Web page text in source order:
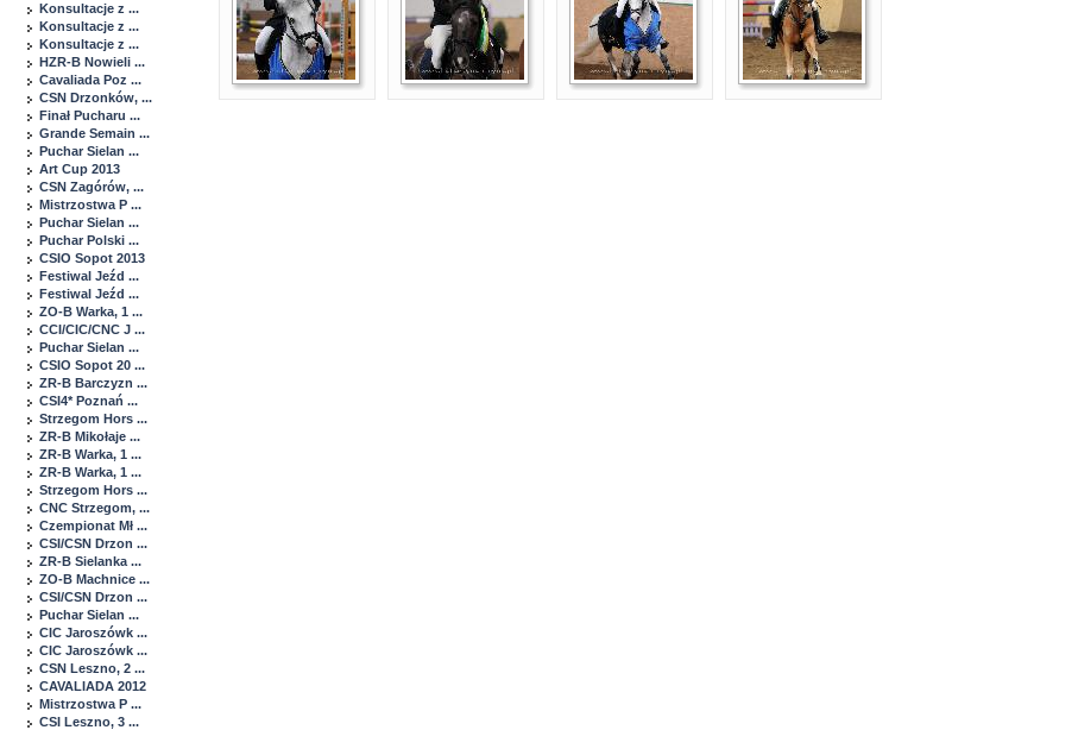
Konsultacje z ...
Konsultacje z ...
Konsultacje z ...
HZR-B Nowieli ...
Cavaliada Poz ...
CSN Drzonków, ...
Finał Pucharu ...
Grande Semain ...
Puchar Sielan ...
Art Cup 2013
CSN Zagórów, ...
Mistrzostwa P ...
Puchar Sielan ...
Puchar Polski ...
CSIO Sopot 2013
Festiwal Jeźd ...
Festiwal Jeźd ...
ZO-B Warka, 1 ...
CCI/CIC/CNC J ...
Puchar Sielan ...
CSIO Sopot 20 ...
ZR-B Barczyzn ...
CSI4* Poznań ...
Strzegom Hors ...
ZR-B Mikołaje ...
ZR-B Warka, 1 ...
ZR-B Warka, 1 ...
Strzegom Hors ...
CNC Strzegom, ...
Czempionat Mł ...
CSI/CSN Drzon ...
ZR-B Sielanka ...
ZO-B Machnice ...
CSI/CSN Drzon ...
Puchar Sielan ...
CIC Jaroszówk ...
CIC Jaroszówk ...
CSN Leszno, 2 ...
CAVALIADA 2012
Mistrzostwa P ...
CSI Leszno, 3 ...